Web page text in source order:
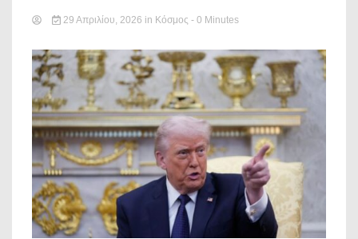
29 Απριλίου, 2026 in Κόσμος - 0 Minutes